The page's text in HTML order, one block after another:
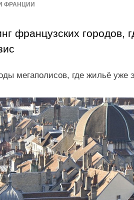
ФРАНЦИИ
французских городов,
мегаполисов, где жильё уже